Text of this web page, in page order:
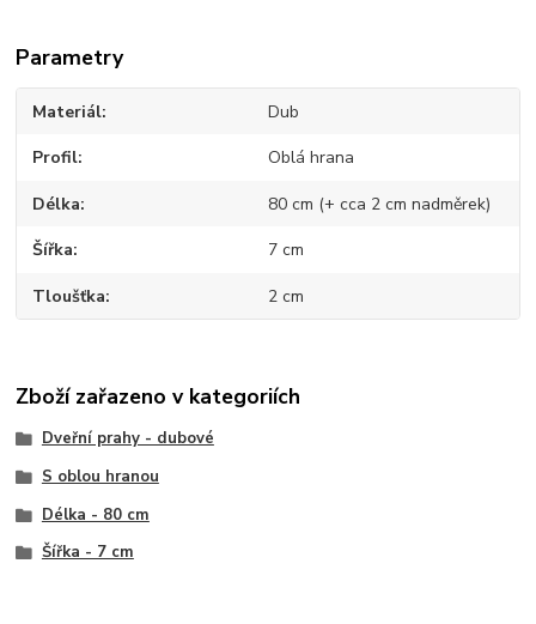
Parametry
Materiál Dub
Profil Oblá hrana
Délka 80 cm (+ cca 2 cm nadměrek)
Šířka 7 cm
Tloušťka 2 cm
Zboží zařazeno v kategoriích
Dveřní prahy - dubové
S oblou hranou
Délka - 80 cm
Šířka - 7 cm